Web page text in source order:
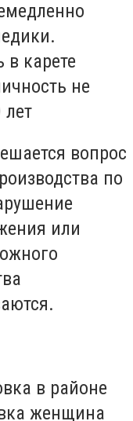
карете
не
вопрос
по
или
в районе
женщина